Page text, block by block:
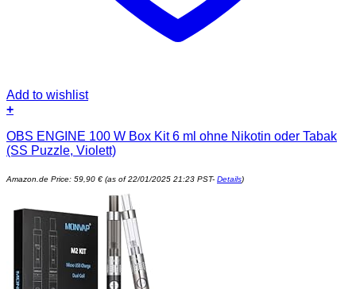
Add to wishlist
+
OBS ENGINE 100 W Box Kit 6 ml ohne Nikotin oder Tabak
(SS Puzzle, Violett)
Amazon.de Price: 59,90 € (as of 22/01/2025 21:23 PST- Details)